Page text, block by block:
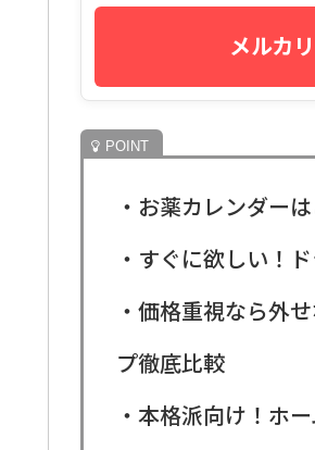
メルカ
・お薬カレンダー
・すぐに欲しい！
・価格重視なら外
プ徹底比較
・本格派向け！ホ